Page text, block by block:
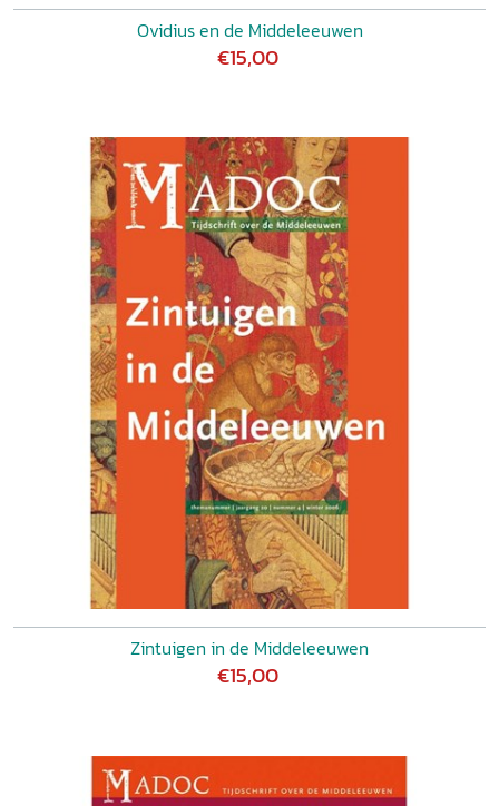
Ovidius en de Middeleeuwen
€15,00
Zintuigen in de Middeleeuwen
€15,00